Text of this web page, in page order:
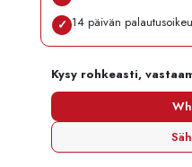
✓ 14 päivän
Kysy rohkeasti,